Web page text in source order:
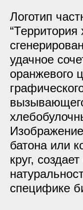
Логотип
“Территория
удачное
оранжевого
батона или
круг,
специфике